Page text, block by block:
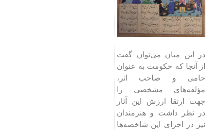
در این میان می‌توان گفت
از آنجا که حکومت به عنوان
حامی و صاحب اثر،
مؤلفه‌های مشخصی را
جهت ارتقا ارزش این آثار
در نظر داشت و هنرمندان
نیز در اجرای این شاخصه‌ها